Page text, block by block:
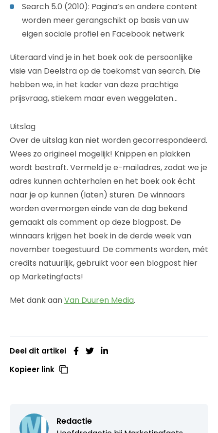
Search 5.0 (2010): Pagina’s en andere content
worden meer gerangschikt op basis van uw
eigen sociale profiel en Facebook netwerk
Uiteraard vind je in het boek ook de persoonlijke
visie van Deelstra op de toekomst van search. Die
hebben we, in het kader van deze prachtige
prijsvraag, stiekem maar even weggelaten…
Uitslag
Over de uitslag kan niet worden gecorrespondeerd.
Wees zo origineel mogelijk! Knippen en plakken
wordt bestraft. Vermeld je e-mailadres, zodat we je
adres kunnen achterhalen en het boek ook écht
naar je op kunnen (laten) sturen. De winnaars
worden overmorgen einde van de dag bekend
gemaakt als comment op deze blogpost. De
winnaars krijgen het boek in de derde week van
november toegestuurd. De comments worden, mét
credits natuurlijk, gebruikt voor een blogpost hier
op Marketingfacts!
Met dank aanVan Duuren Media.
Deel dit artikel
Kopieer link
Redactie